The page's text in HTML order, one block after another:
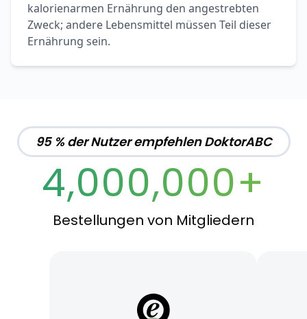
kalorienarmen Ernährung den angestrebten
Zweck; andere Lebensmittel müssen Teil dieser
Ernährung sein.
95 % der Nutzer empfehlen DoktorABC
4,000,000+
Bestellungen von Mitgliedern